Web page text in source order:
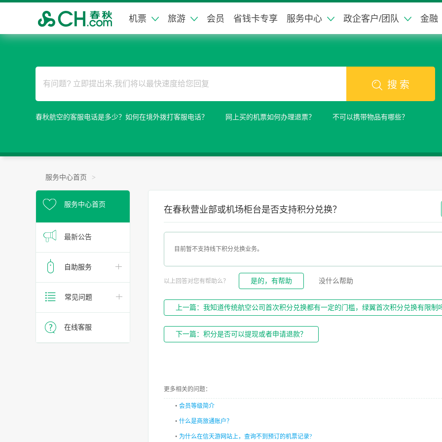
机票 旅游 会员 省钱卡专享 服务中心 政企客户/团队 金融
搜 索
春秋航空的客服电话是多少？如何在境外拨打客服电话？ 网上买的机票如何办理退票？ 不可以携带物品有哪些？
服务中心首页 >
服务中心首页
最新公告
自助服务
常见问题
在线客服
在春秋营业部或机场柜台是否支持积分兑换？
目前暂不支持线下积分兑换业务。
以上回答对您有帮助么？ 是的，有帮助 没什么帮助
上一篇：我知道传统航空公司首次积分兑换都有一定的门槛，绿翼首次积分兑换有限制
下一篇：积分是否可以提现或者申请退款？
更多相关的问题：
• 会员等级简介
• 什么是商旅通账户？
• 为什么在信天游网站上，查询不到预订的机票记录?